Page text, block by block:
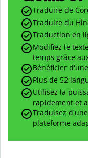
Traduire de
Traduire du
Traduction en
Modifiez le
temps grâce
Bénéficier
Plus de 52
Utilisez la
rapidement et
Traduisez
plateforme